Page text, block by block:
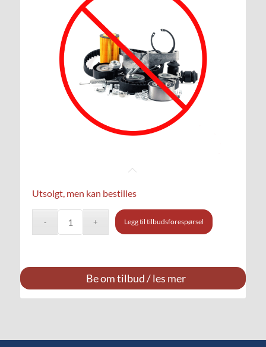
Utsolgt, men kan bestilles
Legg til tilbudsforespørsel
Be om tilbud / les mer